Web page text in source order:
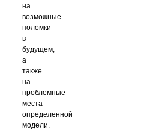
на
возможные
поломки
в
будущем,
а
также
на
проблемные
места
определенной
модели.